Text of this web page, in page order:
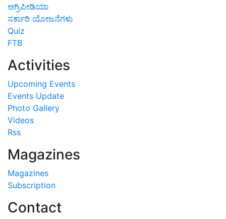
ಅಗ್ರಿಪೀಡಿಯಾ
ಸರ್ಕಾರಿ ಯೋಜನೆಗಳು
Quiz
FTB
Activities
Upcoming Events
Events Update
Photo Gallery
Videos
Rss
Magazines
Magazines
Subscription
Contact